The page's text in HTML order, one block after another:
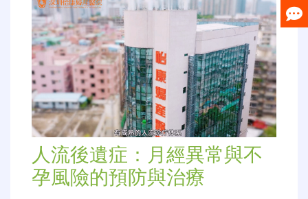
人流後遺症：月經異常與不
孕風險的預防與治療